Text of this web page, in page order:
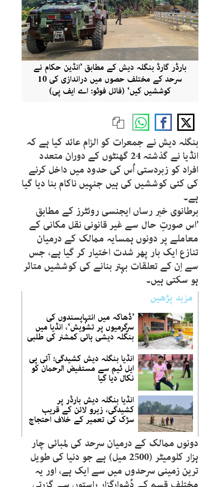
بارڈر گارڈ بنگلہ دیش کے مطابق ’انڈین حکام نے
سرحد کے مختلف حصوں میں دراندازی کی 10
کوششیں کیں‘ (فائل فوٹو: اے ایف پی)
بنگلہ دیش نے جمعرات کو الزام عائد کیا ہے کہ
انڈیا نے گذشتہ 24 گھنٹوں کے دوران متعدد
افراد کو زبردستی اُس کی حدود میں داخل کرنے
کی کئی کوششیں کی ہیں جنہیں ناکام بنا دیا گیا
ہے۔
برطانوی خبر رساں ایجنسی روئٹرز کے مطابق
’اس صورتِ حال سے غیر قانونی نقل مکانی کے
معاملے پر دونوں ہمسایہ ممالک کے درمیان
تنازع ایک بار پھر شدت اختیار کر گیا ہے، جس
سے اِن کے تعلقات بہتر بنانے کی کوششیں متاثر
ہو سکتی ہیں۔
مزید پڑھیں
’ڈھاکہ میں انتہاپسندوں کی
سرگرمیوں پر تشویش‘، انڈیا میں
بنگلہ دیشی ہائی کمشنر کی طلبی
انڈیا بنگلہ دیش کشیدگی: آئی پی
ایل ٹیم سے مستفیض الرحمان کو
نکال دیا گیا
انڈیا بنگلہ دیش بارڈر پر
کشیدگی، زیرو لائن کے قریب
سڑک کی تعمیر کے خلاف احتجاج
دونوں ممالک کے درمیان سرحد کی لمبائی چار
ہزار کلومیٹر (2500 میل) ہے جو دنیا کی طویل
ترین زمینی سرحدوں میں سے ایک ہے، اور یہ